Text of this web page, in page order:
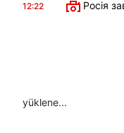
12:22 Росія
yüklene...